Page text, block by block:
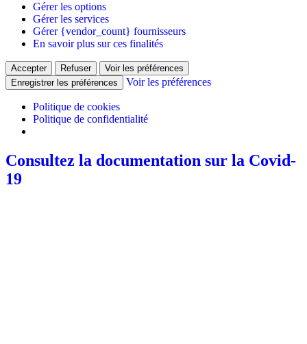
Gérer les options
Gérer les services
Gérer {vendor_count} fournisseurs
En savoir plus sur ces finalités
Accepter Refuser
Voir les préférences
Enregistrer les préférences
Voir les préférences
Politique de cookies
Politique de confidentialité
Consultez la documentation sur la Covid-
19